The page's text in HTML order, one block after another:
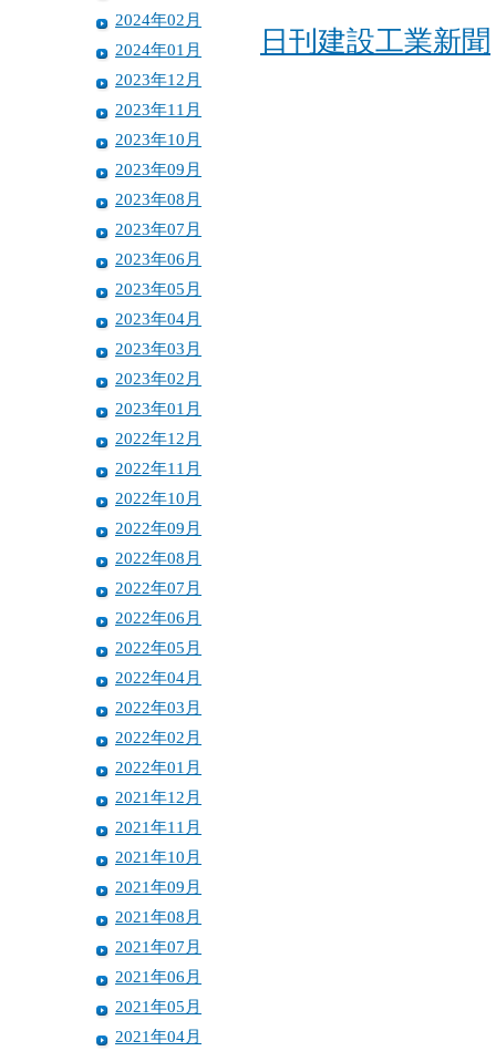
2024年02月
2024年01月
2023年12月
2023年11月
2023年10月
2023年09月
2023年08月
2023年07月
2023年06月
2023年05月
2023年04月
2023年03月
2023年02月
2023年01月
2022年12月
2022年11月
2022年10月
2022年09月
2022年08月
2022年07月
2022年06月
2022年05月
2022年04月
2022年03月
2022年02月
2022年01月
2021年12月
2021年11月
2021年10月
2021年09月
2021年08月
2021年07月
2021年06月
2021年05月
2021年04月
日刊建設工業新聞